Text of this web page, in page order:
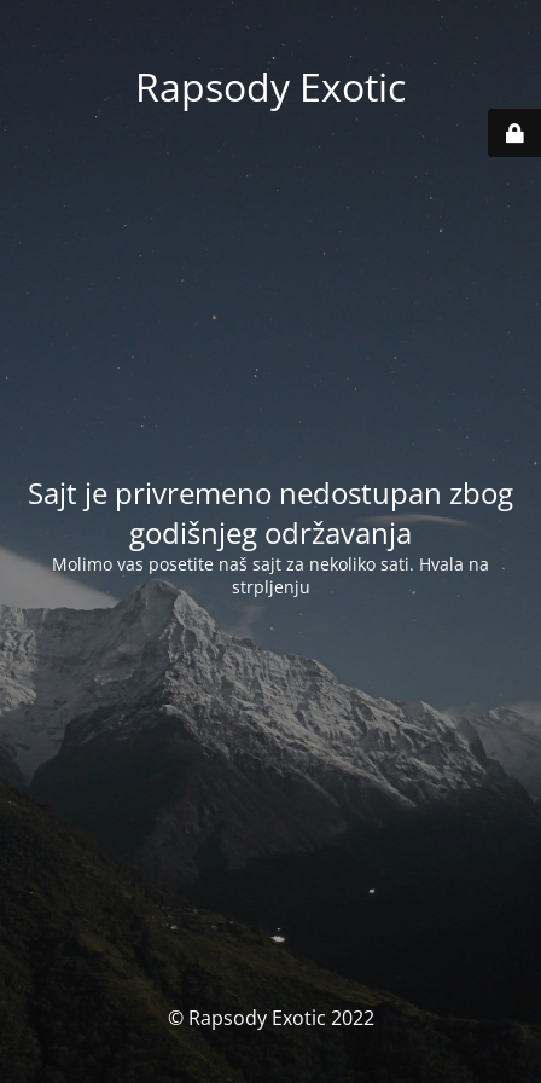
Rapsody Exotic
Sajt je privremeno nedostupan zbog
godišnjeg održavanja
Molimo vas posetite naš sajt za nekoliko sati. Hvala na
strpljenju
© Rapsody Exotic 2022